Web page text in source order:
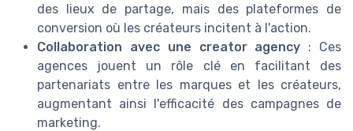
des lieux de partage, mais des plateformes de
conversion où les créateurs incitent à l'action.
Collaboration avec une creator agency : Ces
agences jouent un rôle clé en facilitant des
partenariats entre les marques et les créateurs,
augmentant ainsi l'efficacité des campagnes de
marketing.